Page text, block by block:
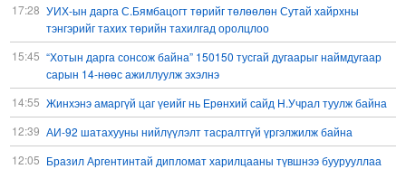
17:28 УИХ-ын дарга С.Бямбацогт төрийг төлөөлөн Сутай хайрхны
тэнгэрийг тахих төрийн тахилгад оролцлоо
15:45 “Хотын дарга сонсож байна” 150150 тусгай дугаарыг наймдугаар
сарын 14-нөөс ажиллуулж эхэлнэ
14:55 Жинхэнэ амаргүй цаг үеийг нь Ерөнхий сайд Н.Учрал туулж байна
12:39 АИ-92 шатахууны нийлүүлэлт тасралтгүй үргэлжилж байна
12:05 Бразил Аргентинтай дипломат харилцааны түвшнээ буурууллаа